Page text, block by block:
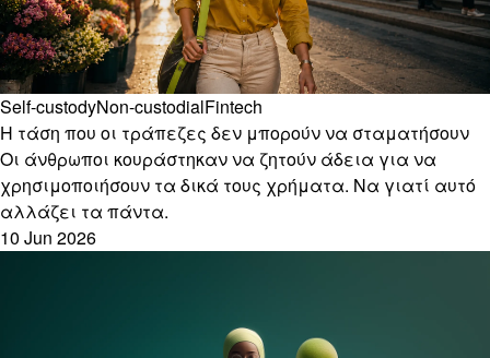
Self-custodyNon-custodialFintech
Η τάση που οι τράπεζες δεν μπορούν να σταματήσουν
Οι άνθρωποι κουράστηκαν να ζητούν άδεια για να
χρησιμοποιήσουν τα δικά τους χρήματα. Να γιατί αυτό
αλλάζει τα πάντα.
10 Jun 2026